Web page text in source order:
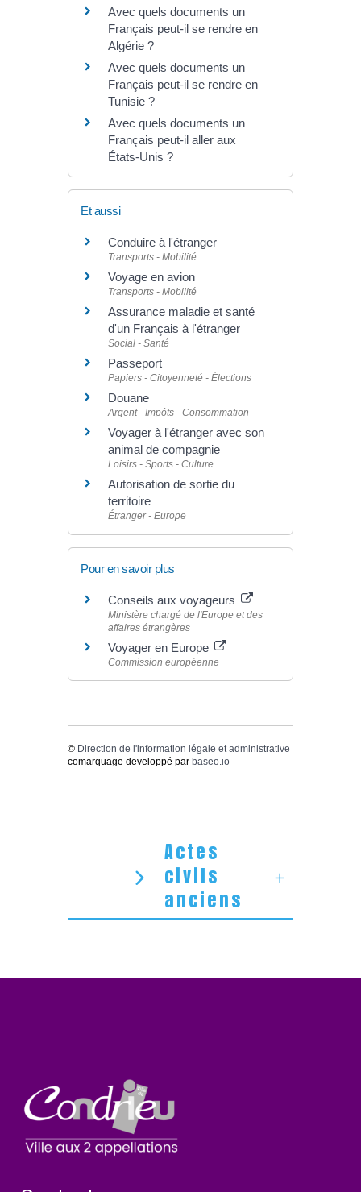
Avec quels documents un
Français peut-il se rendre en
Algérie ?
Avec quels documents un
Français peut-il se rendre en
Tunisie ?
Avec quels documents un
Français peut-il aller aux
États-Unis ?
Et aussi
Conduire à l'étranger
Transports - Mobilité
Voyage en avion
Transports - Mobilité
Assurance maladie et santé
d'un Français à l'étranger
Social - Santé
Passeport
Papiers - Citoyenneté - Élections
Douane
Argent - Impôts - Consommation
Voyager à l'étranger avec son
animal de compagnie
Loisirs - Sports - Culture
Autorisation de sortie du
territoire
Étranger - Europe
Pour en savoir plus
Conseils aux voyageurs
Ministère chargé de l'Europe et des
affaires étrangères
Voyager en Europe
Commission européenne
© Direction de l'information légale et administrative
comarquage developpé par baseo.io
Actes
civils
anciens